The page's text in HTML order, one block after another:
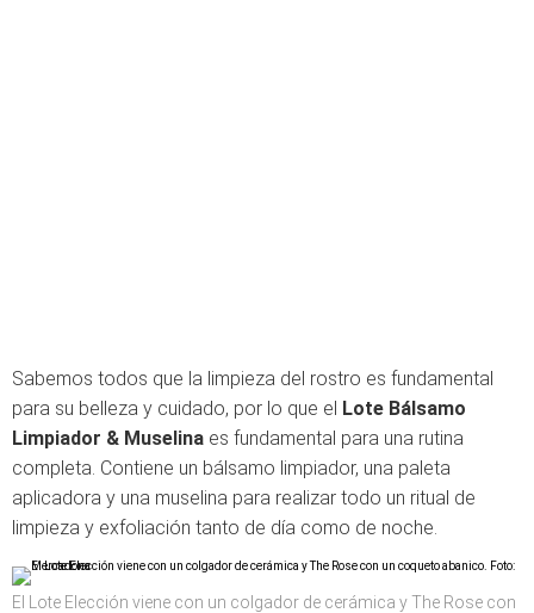
Sabemos todos que la limpieza del rostro es fundamental
para su belleza y cuidado, por lo que el Lote Bálsamo
Limpiador & Muselina es fundamental para una rutina
completa. Contiene un bálsamo limpiador, una paleta
aplicadora y una muselina para realizar todo un ritual de
limpieza y exfoliación tanto de día como de noche.
El Lote Elección viene con un colgador de cerámica y The Rose con